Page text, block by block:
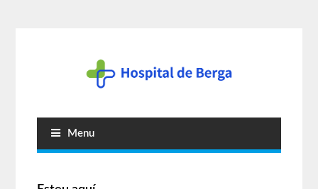
Menu